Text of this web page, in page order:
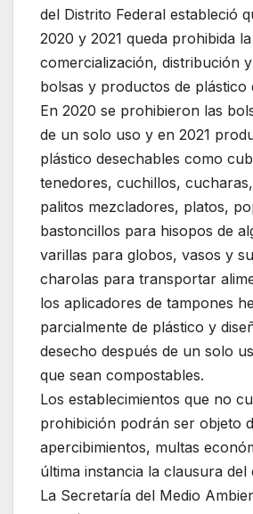
del Distrito Federal estableció
2020 y 2021 queda prohibida la
comercialización, distribución
bolsas y productos de plástico
En 2020 se prohibieron las
de un solo uso y en 2021
plástico desechables como
tenedores, cuchillos,
palitos mezcladores, platos,
bastoncillos para hisopos de
varillas para globos, vasos y
charolas para transportar
los aplicadores de tampones
parcialmente de plástico y
desecho después de un solo
que sean compostables.
Los establecimientos que no
prohibición podrán ser objeto
apercibimientos, multas
última instancia la clausura del
La Secretaría del Medio